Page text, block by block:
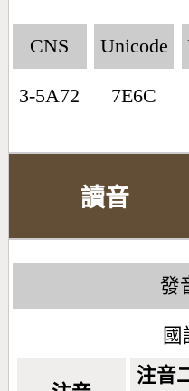
CNS
3-5A72
Unicode
7E6C
讀音
發
注音